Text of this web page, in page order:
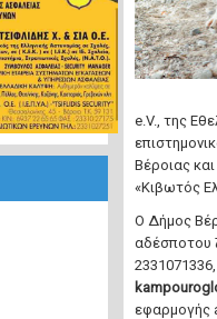
e.V., της
Βέροιας
«Κιβωτός
Ο Δήμος
αδέσποτου
εφαρμογής